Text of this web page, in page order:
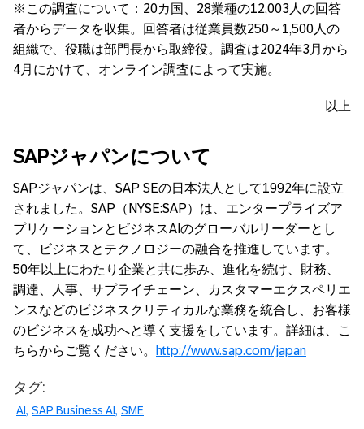
※この調査について：20カ国、28業種の12,003人の回答
者からデータを収集。回答者は従業員数250～1,500人の
組織で、役職は部門長から取締役。調査は2024年3月から
4月にかけて、オンライン調査によって実施。
以上
SAPジャパンについて
SAPジャパンは、SAP SEの日本法人として1992年に設立
されました。SAP（NYSE:SAP）は、エンタープライズア
プリケーションとビジネスAIのグローバルリーダーとし
て、ビジネスとテクノロジーの融合を推進しています。
50年以上にわたり企業と共に歩み、進化を続け、財務、
調達、人事、サプライチェーン、カスタマーエクスペリエ
ンスなどのビジネスクリティカルな業務を統合し、お客様
のビジネスを成功へと導く支援をしています。詳細は、こ
ちらからご覧ください。
http://www.sap.com/japan
タグ:
AI SAP Business AI SME